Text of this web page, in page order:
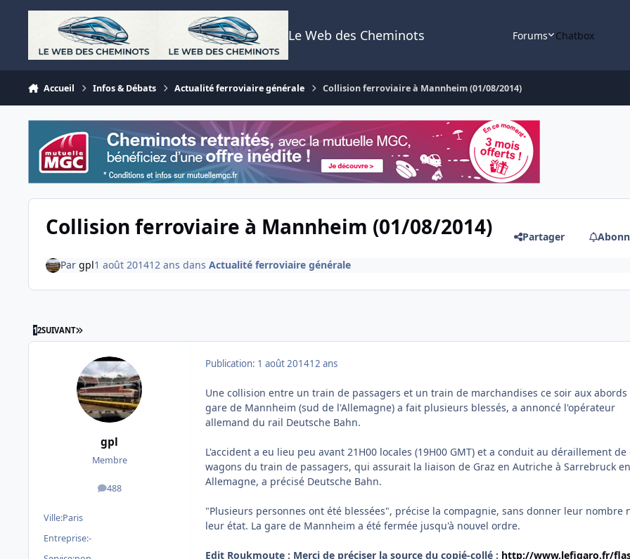
Aller au contenu
Le Web des Cheminots Forums Chatbox
Accueil Infos & Débats Actualité ferroviaire générale Collision ferroviaire à Mannheim (01/08/2014)
Collision ferroviaire à Mannheim (01/08/2014) Partager
Par gpl1 août 201412 ans dans Actualité ferroviaire générale
12SUIVANT DERNIÈRE PAGE
gpl
Membre
488
messages
Ville:Paris
Entreprise:-
Publication: 1 août 201412 ans
Une collision entre un train de passagers et un train de marchandises ce soir aux abords
gare de Mannheim (sud de l'Allemagne) a fait plusieurs blessés, a annoncé l'opérateur
allemand du rail Deutsche Bahn.
L'accident a eu lieu peu avant 21H00 locales (19H00 GMT) et a conduit au déraillement
wagons du train de passagers, qui assurait la liaison de Graz en Autriche à Sarrebruck en
Allemagne, a précisé Deutsche Bahn.
"Plusieurs personnes ont été blessées", précise la compagnie, sans donner leur nombre
leur état. La gare de Mannheim a été fermée jusqu'à nouvel ordre.
Edit Roukmoute : Merci de préciser la source du copié-collé : http://www.lefigaro.fr/